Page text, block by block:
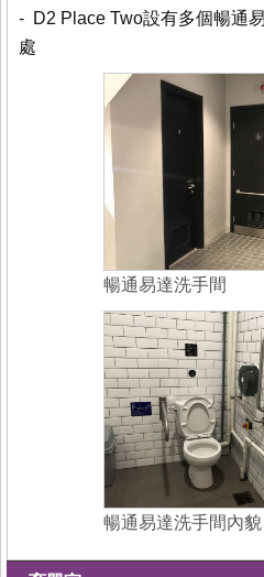
- D2 Place Two設有多個暢通
處
暢通易達洗手間
暢通易達洗手間內貌